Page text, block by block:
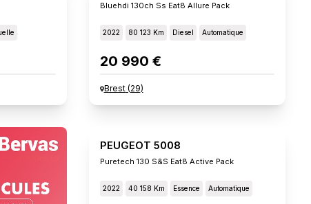
Bluehdi 130ch Ss Eat8 Allure Pack
2022 80 123 Km Diesel Automatique
20 990 €
Brest(29)
PEUGEOT 5008
Puretech 130 S&s Eat8 Active Pack
2022 40 158 Km Essence Automatique